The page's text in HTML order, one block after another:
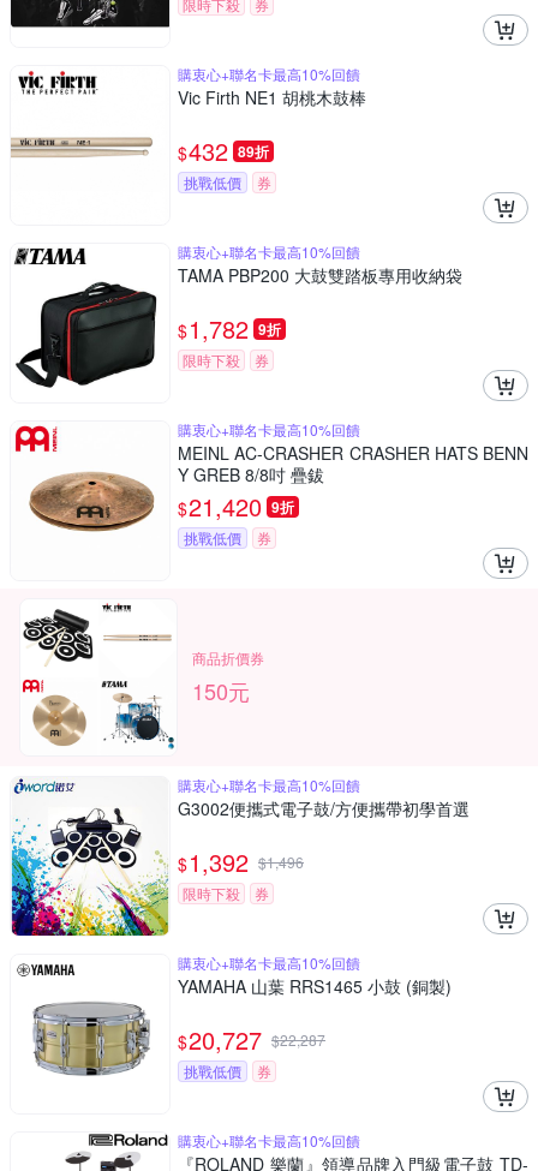
限時下殺
券
購衷心+聯名卡最高10%回饋
Vic Firth NE1 胡桃木鼓棒
$432 89折
挑戰低價 券
購衷心+聯名卡最高10%回饋
TAMA PBP200 大鼓雙踏板專用收納袋
$1,782 9折
限時下殺 券
購衷心+聯名卡最高10%回饋
MEINL AC-CRASHER CRASHER HATS BENN
Y GREB 8/8吋 疊鈸
$21,420 9折
挑戰低價 券
商品折價券
150元
購衷心+聯名卡最高10%回饋
G3002便攜式電子鼓/方便攜帶初學首選
$1,392 $1,496
限時下殺
券
購衷心+聯名卡最高10%回饋
YAMAHA 山葉 RRS1465 小鼓 (銅製)
$20,727 $22,287
挑戰低價
券
購衷心+聯名卡最高10%回饋
『ROLAND 樂蘭』領導品牌入門級電子鼓 TD-